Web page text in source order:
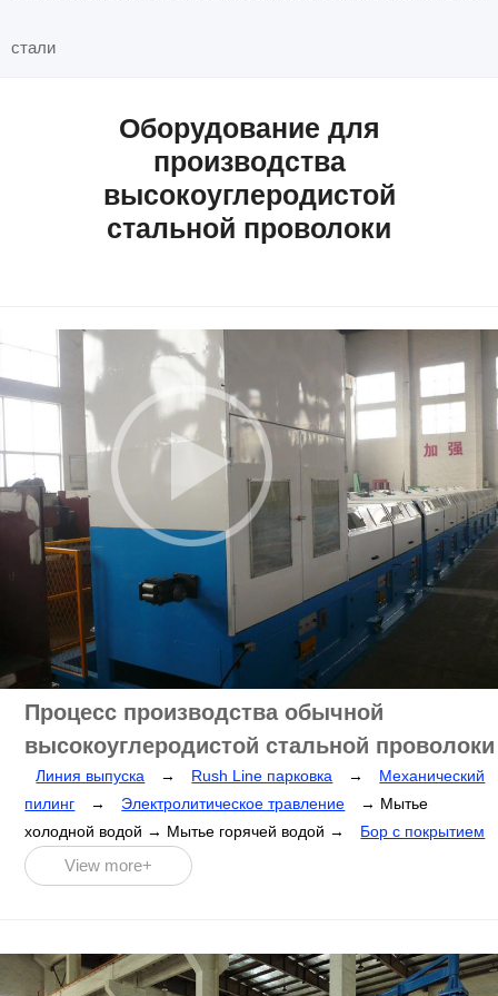
стали
Оборудование для
производства
высокоуглеродистой
стальной проволоки
Процесс производства обычной
высокоуглеродистой стальной проволоки
Линия выпуска → Rush Line парковка →
Механический
пилинг
→ Электролитическое травление
→ Мытье
холодной водой → Мытье горячей водой →
Бор с покрытием
→
высыхание Линейный волочильный станок
Натяжная рама
→
View more+